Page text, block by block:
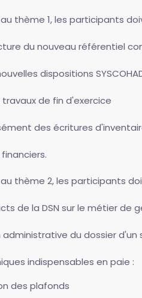
thème 1, les participants
du nouveau référentiel
dispositions
de fin d'exercice
des écritures
thème 2, les participants
de la DSN sur le métier de
administrative du dossier
indispensables en paie :
des plafonds